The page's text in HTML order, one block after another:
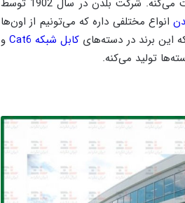
بلدن یک کمپانی آمریکاییه که در زمینه‌ی تولید تجهیزات شبکه فعالیت می‌کنه. شرکت بلدن در سال 1902 توسط
انواع مختلفی داره که می‌تونیم از اون‌ها
کابل شبکه Cat6
و